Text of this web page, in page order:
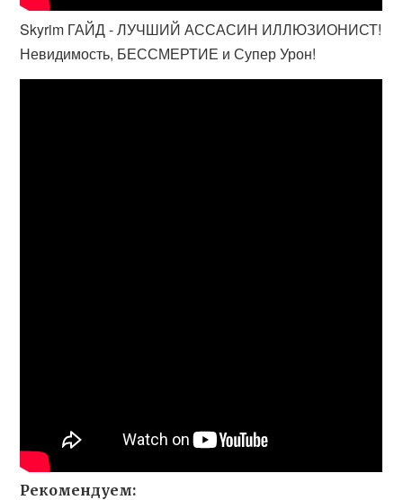
Skyrim ГАЙД - ЛУЧШИЙ АССАСИН ИЛЛЮЗИОНИСТ!
Невидимость, БЕССМЕРТИЕ и Супер Урон!
Рекомендуем: